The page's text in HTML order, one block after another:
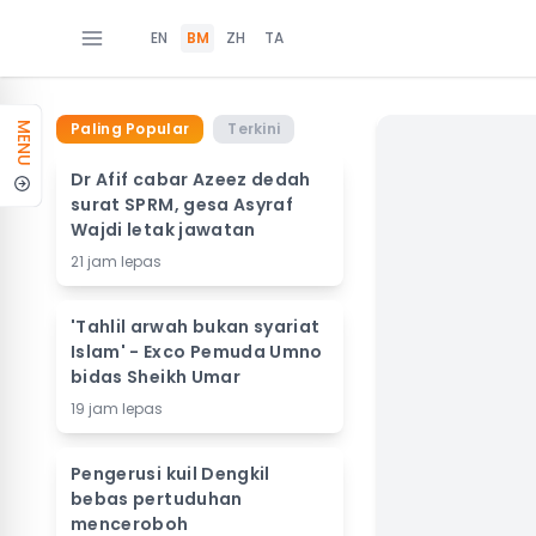
EN BM ZH TA
MENU Paling Popular Terkini
Dr Afif cabar Azeez dedah
surat SPRM, gesa Asyraf
Wajdi letak jawatan
21 jam lepas
'Tahlil arwah bukan syariat
Islam' - Exco Pemuda Umno
bidas Sheikh Umar
19 jam lepas
Pengerusi kuil Dengkil
bebas pertuduhan
menceroboh